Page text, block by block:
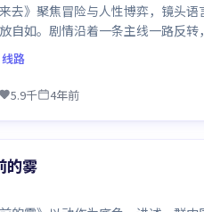
来去》聚焦冒险与人性博弈，镜头语
自如。剧情沿着一条主线一路反转
认知，悬念感拉满。
路
5.9千 4年前
的雾